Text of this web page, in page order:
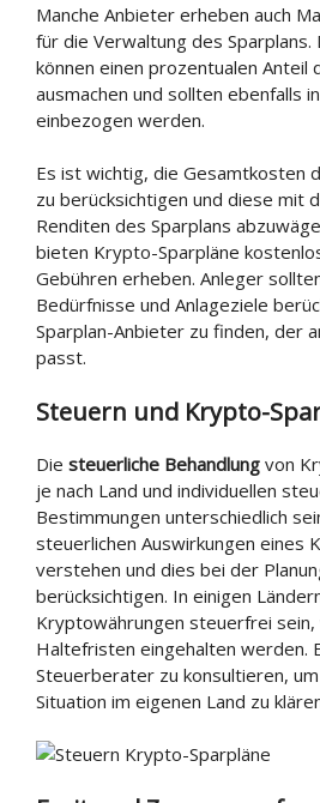
Manche Anbieter erheben auch
für die Verwaltung des Sparplans.
können einen prozentualen Anteil
ausmachen und sollten ebenfalls
einbezogen werden.
Es ist wichtig, die Gesamtkosten
zu berücksichtigen und diese mit
Renditen des Sparplans
bieten Krypto-Sparpläne
Gebühren erheben. Anleger
Bedürfnisse und Anlageziele
Sparplan-Anbieter zu finden, der
passt.
Steuern und Krypto-
Die steuerliche Behandlung von
je nach Land und individuellen
Bestimmungen unterschiedlich
steuerlichen Auswirkungen eines
verstehen und dies bei der
berücksichtigen. In einigen
Kryptowährungen steuerfrei
Haltefristen eingehalten werden.
Steuerberater zu konsultieren,
Situation im eigenen Land zu